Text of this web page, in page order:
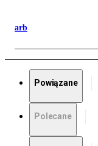
arb
Powiązane
Polecane